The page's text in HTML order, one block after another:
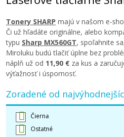
Tonery SHARP majú v našom e-
Či už hľadáte originálne, alebo
typu Sharp MX560GT, spoľahnite
Miroluku budú tlačiť úplne bez
náplň už od 11,90 € za kus a
výťažnosť i úspornosť.
Zoradené od
Čierna
Ostatné